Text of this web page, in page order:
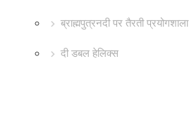
ब्राह्मपुत्रनदी पर तैरती प्रयोगशाला
दी डबल हेलिक्स